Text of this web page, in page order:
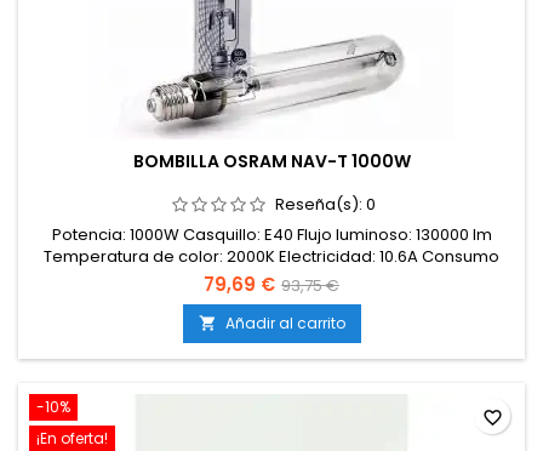
BOMBILLA OSRAM NAV-T 1000W
Reseña(s): 0
Potencia: 1000W Casquillo: E40 Flujo luminoso: 130000 lm
Temperatura de color: 2000K Electricidad: 10.6A Consumo
energético: 1056kW/1000h
79,69 € 93,75 €
 Añadir al carrito
-10%
¡En oferta!
favorite_border